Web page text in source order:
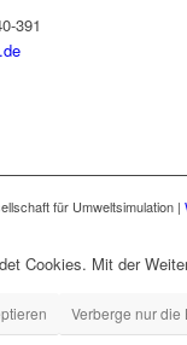
391
für Umweltsimulation |
Cookies. Mit der
Verberge nur die